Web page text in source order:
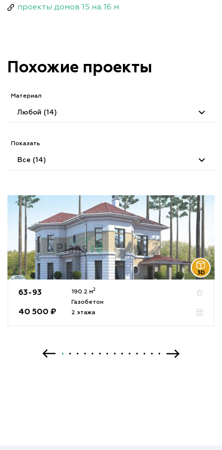
проекты домов 15 на 16 м
Похожие проекты
Материал
Любой (14)
Показать
Все (14)
63-93
40 500 ₽
190.2 м2
Газобетон
2 этажа